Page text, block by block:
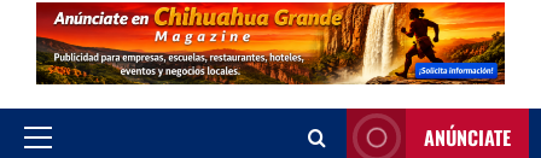
ANÚNCIATE